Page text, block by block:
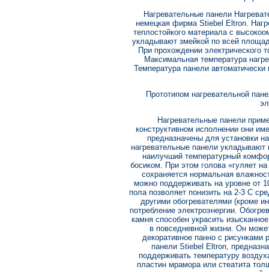
Нагревательные панели
немецкая фирма Stiebel Eltron.
теплостойкого материала с
укладывают змейкой по всей
При прохождении электрического
Максимальная температура
Температура панели
Прототипом нагревательной
Нагревательные панели
конструктивном исполнении они
предназначены для установки
нагревательные панели
наилучший температурный
босиком. При этом голова «гуляет
сохраняется нормальная
можно поддерживать на уровне от
пола позволяет понизить на 2-3 С
другими обогревателями (кроме
потребление электроэнергии.
камня способен украсить
в повседневной жизни. Он
декоративное панно с рисунками
панели Stiebel Eltron,
поддерживать температуру
пластин мрамора или стеатита